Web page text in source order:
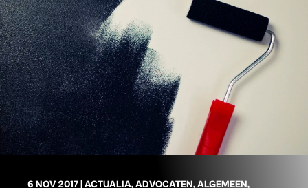
6 NOV 2017|ACTUALIA,ADVOCATEN,ALGEMEEN,